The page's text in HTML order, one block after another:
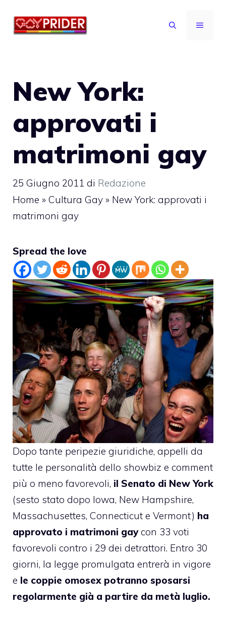
MENU
New York:
approvati i
matrimoni gay
25 Giugno 2011 di Redazione
Home » Cultura Gay » New York: approvati i
matrimoni gay
Spread the love
Dopo tante peripezie giuridiche, appelli da
tutte le personalità dello showbiz e comment
più o meno favorevoli, il Senato di New York
(sesto stato dopo Iowa, New Hampshire,
Massachusettes, Connecticut e Vermont) ha
approvato i matrimoni gaycon 33 voti
favorevoli contro i 29 dei detrattori. Entro 30
giorni, la legge promulgata entrerà in vigore
e le coppie omosex potranno sposarsi
regolarmente già a partire da metà luglio.